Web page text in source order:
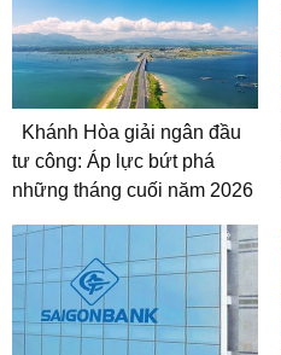
Khánh Hòa giải ngân đầu
tư công: Áp lực bứt phá
những tháng cuối năm 2026